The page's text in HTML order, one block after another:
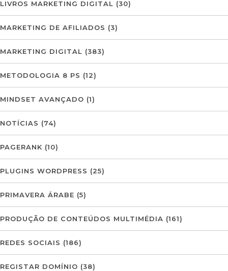
LIVROS MARKETING DIGITAL (30)
MARKETING DE AFILIADOS (3)
MARKETING DIGITAL (383)
METODOLOGIA 8 PS (12)
MINDSET AVANÇADO (1)
NOTÍCIAS (74)
PAGERANK (10)
PLUGINS WORDPRESS (25)
PRIMAVERA ÁRABE (5)
PRODUÇÃO DE CONTEÚDOS MULTIMÉDIA (161)
REDES SOCIAIS (186)
REGISTAR DOMÍNIO (38)